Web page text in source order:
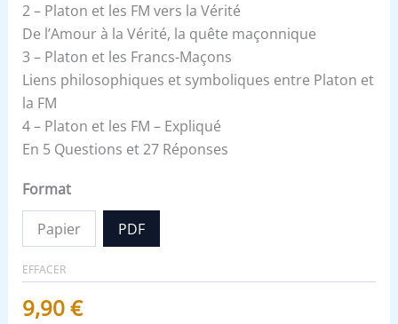
2 – Platon et les FM vers la Vérité
De l’Amour à la Vérité, la quête maçonnique
3 – Platon et les Francs-Maçons
Liens philosophiques et symboliques entre Platon et
la FM
4 – Platon et les FM – Expliqué
En 5 Questions et 27 Réponses
Format
Papier PDF
EFFACER
9,90€